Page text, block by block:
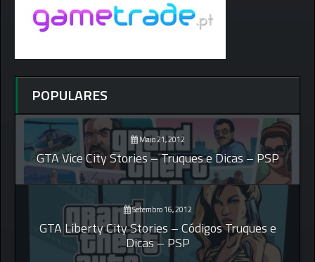
POPULARES
Maio 21, 2012
GTA Vice City Stories – Truques e Dicas – PSP
Setembro 16, 2012
GTA Liberty City Stories – Códigos Truques e
Dicas – PSP